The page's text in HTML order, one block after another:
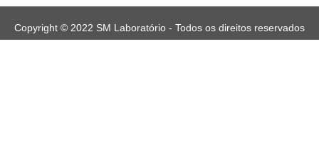
Copyright © 2022 SM Laboratório - Todos os direitos reservados